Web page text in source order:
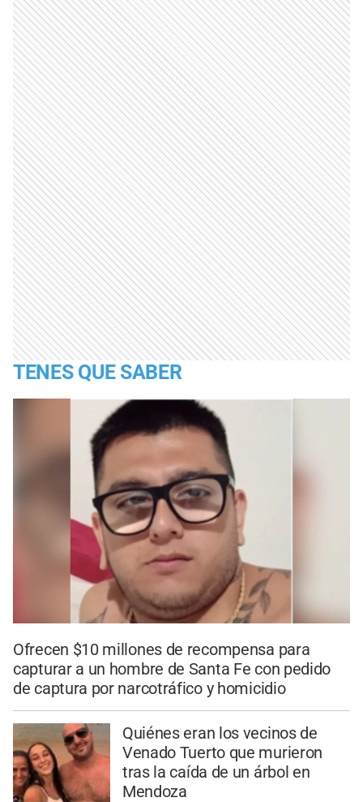
TENES QUE SABER
Ofrecen $10 millones de recompensa para
capturar a un hombre de Santa Fe con pedido
de captura por narcotráfico y homicidio
Quiénes eran los vecinos de
Venado Tuerto que murieron
tras la caída de un árbol en
Mendoza